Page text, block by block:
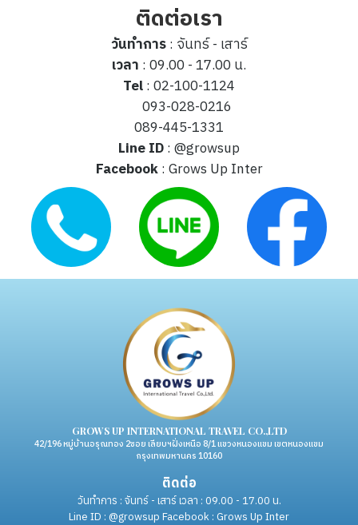
ติดต่อเรา
วันทำการ: จันทร์ - เสาร์
เวลา : 09.00 - 17.00 น.
Tel: 02-100-1124
093-028-0216
089-445-1331
Line ID: @growsup
Facebook: Grows Up Inter
GROWS UP INTERNATIONAL TRAVEL CO.,LTD
42/196 หมู่บ้านอรุณทอง 2ซอย เลียบฯฝั่งเหนือ 8/1 แขวงหนองแขม เขตหนองแขม
กรุงเทพมหานคร 10160
ติดต่อ
วันทำการ : จันทร์ - เสาร์ เวลา : 09.00 - 17.00 น.
Line ID : @growsup Facebook : Grows Up Inter